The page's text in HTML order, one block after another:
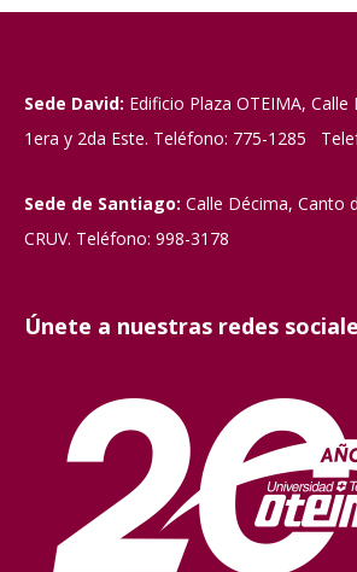
Sede David: Edificio Plaza OTEIMA,
1era y 2da Este. Teléfono: 775-1285
Sede de Santiago: Calle Décima, Canto
CRUV. Teléfono: 998-3178
Únete a nuestras redes